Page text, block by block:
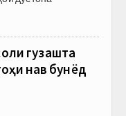
гузашта
нав бунёд